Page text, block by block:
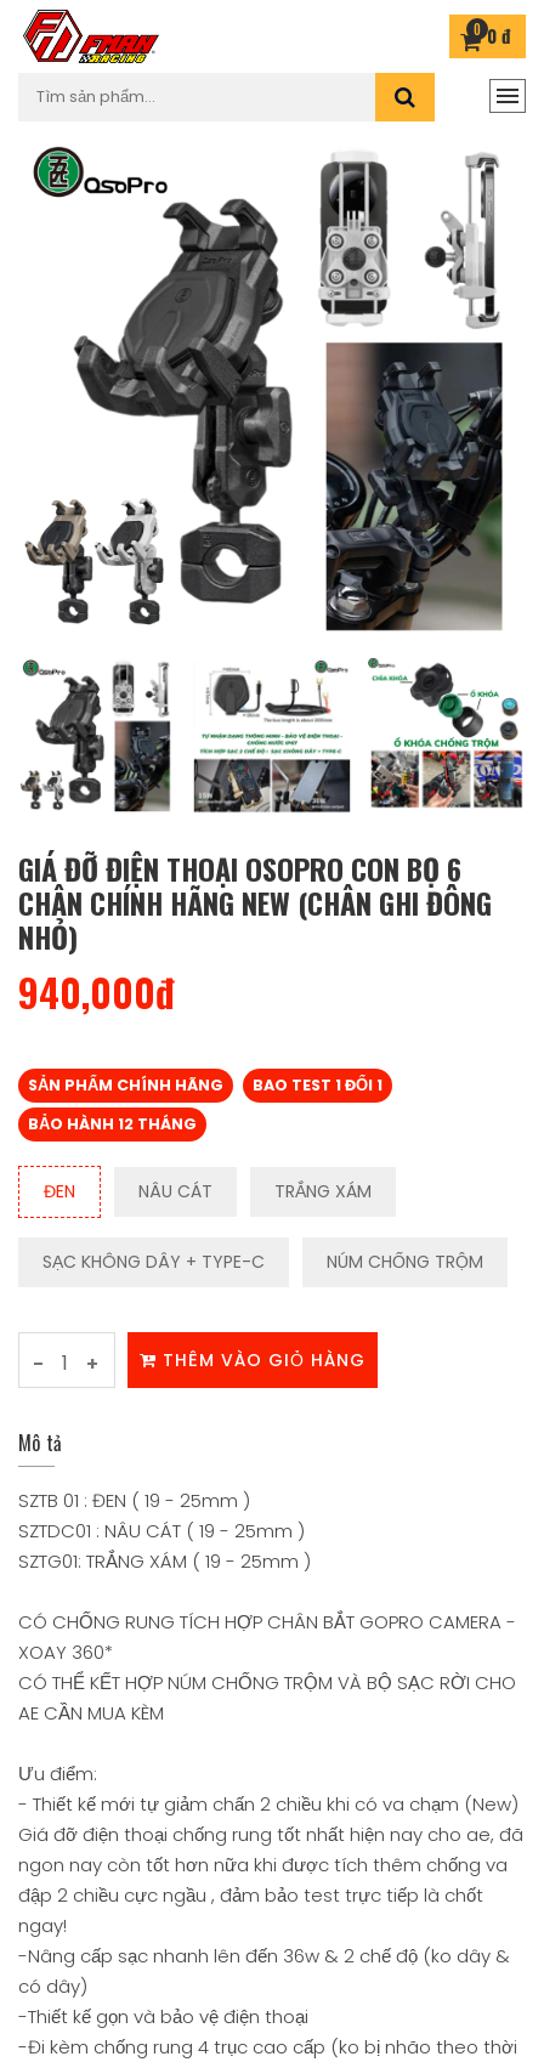
0 0 đ
GIÁ ĐỠ ĐIỆN THOẠI OSOPRO CON BỌ 6
CHÂN CHÍNH HÃNG NEW (CHÂN GHI ĐÔNG
NHỎ)
940,000đ
SẢN PHẨM CHÍNH HÃNG
BAO TEST 1 ĐỔI 1
BẢO HÀNH 12 THÁNG
ĐEN NÂU CÁT TRẮNG XÁM
SẠC KHÔNG DÂY + TYPE-C NÚM CHỐNG TRỘM
- + THÊM VÀO GIỎ HÀNG
Mô tả
SZTB 01 : ĐEN ( 19 - 25mm )
SZTDC01 : NÂU CÁT ( 19 - 25mm )
SZTG01: TRẮNG XÁM ( 19 - 25mm )
CÓ CHỐNG RUNG TÍCH HỢP CHÂN BẮT GOPRO CAMERA -
XOAY 360*
CÓ THỂ KẾT HỢP NÚM CHỐNG TRỘM VÀ BỘ SẠC RỜI CHO
AE CẦN MUA KÈM
Ưu điểm:
- Thiết kế mới tự giảm chấn 2 chiều khi có va chạm (New)
Giá đỡ điện thoại chống rung tốt nhất hiện nay cho ae, đã
ngon nay còn tốt hơn nữa khi được tích thêm chống va
đập 2 chiều cực ngầu , đảm bảo test trực tiếp là chốt
ngay!
-Nâng cấp sạc nhanh lên đến 36w & 2 chế độ (ko dây &
có dây)
-Thiết kế gọn và bảo vệ điện thoại
-Đi kèm chống rung 4 trục cao cấp (ko bị nhão theo thời